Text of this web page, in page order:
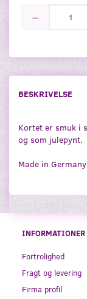
BESKRIVELSE
Kortet er smuk i
og som julepynt.
Made in Germany
INFORMATIONER
Fortrolighed
Fragt og levering
Firma profil